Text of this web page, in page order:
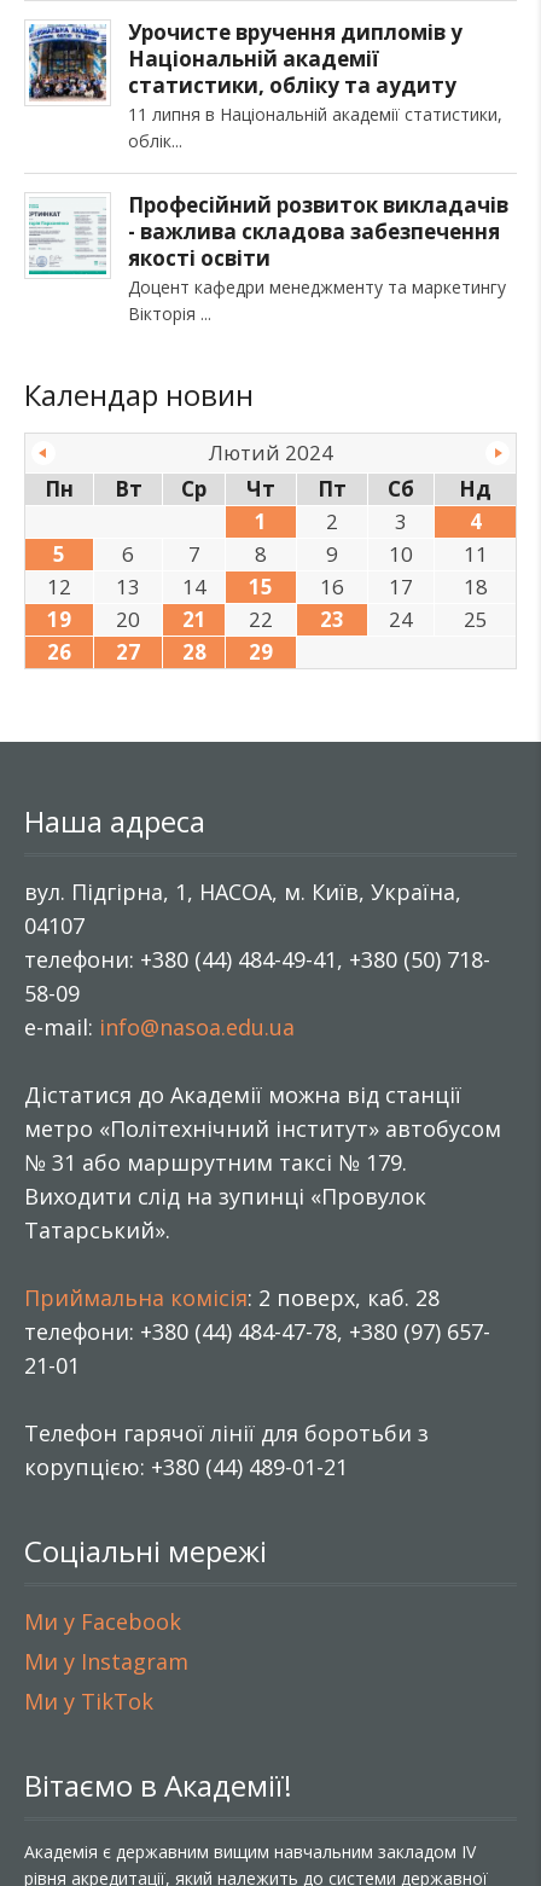
Урочисте вручення дипломів у
Національній академії
статистики, обліку та аудиту
11 липня в Національній академії статистики,
облік
Професійний розвиток викладачів
- важлива складова забезпечення
якості освіти
Доцент кафедри менеджменту та маркетингу
Вікторія
Календар новин
Лютий 2024
Пн
Вт Ср Чт Пт Сб
Нд
1
2 3
4
5
6 7 8 9 10
11
12
13 14 15 16 17
18
19
20 21 22 23 24
25
26
27 28 29
Наша адреса
вул. Підгірна, 1, НАСОА, м. Київ, Україна,
04107
телефони: +380 (44) 484-49-41, +380 (50) 718-
58-09
e-mail: info@nasoa.edu.ua
Дістатися до Академії можна від станції
метро «Політехнічний інститут» автобусом
№ 31 або маршрутним таксі № 179.
Виходити слід на зупинці «Провулок
Татарський».
Приймальна комісія: 2 поверх, каб. 28
телефони: +380 (44) 484-47-78, +380 (97) 657-
21-01
Телефон гарячої лінії для боротьби з
корупцією: +380 (44) 489-01-21
Соціальні мережі
Ми у Facebook
Ми у Instagram
Ми у TikTok
Вітаємо в Академії!
Академія є державним вищим навчальним закладом IV
рівня акредитації, який належить до системи державної